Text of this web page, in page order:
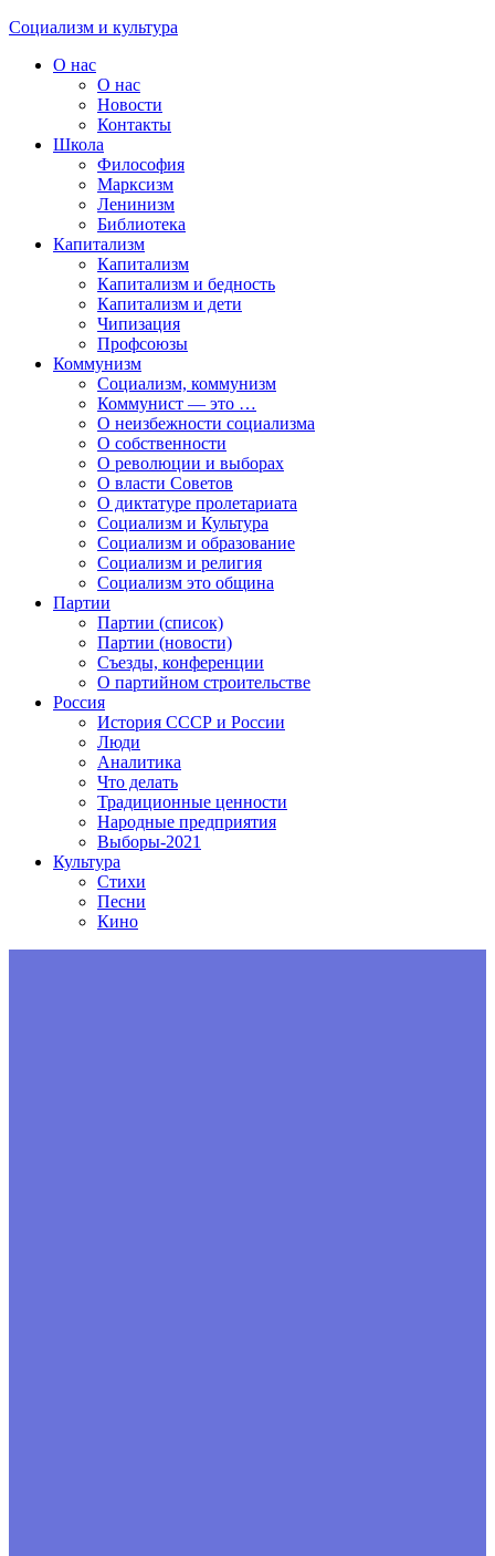
Социализм и культура
О нас
О нас
Новости
Контакты
Школа
Философия
Марксизм
Ленинизм
Библиотека
Капитализм
Капитализм
Капитализм и бедность
Капитализм и дети
Чипизация
Профсоюзы
Коммунизм
Социализм, коммунизм
Коммунист — это …
О неизбежности социализма
О собственности
О революции и выборах
О власти Советов
О диктатуре пролетариата
Социализм и Культура
Социализм и образование
Социализм и религия
Социализм это община
Партии
Партии (список)
Партии (новости)
Съезды, конференции
О партийном строительстве
Россия
История СССР и России
Люди
Аналитика
Что делать
Традиционные ценности
Народные предприятия
Выборы-2021
Культура
Стихи
Песни
Кино